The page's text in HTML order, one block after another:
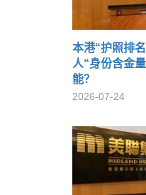
本港“护照排
人“身份含金
能？
2026-07-24